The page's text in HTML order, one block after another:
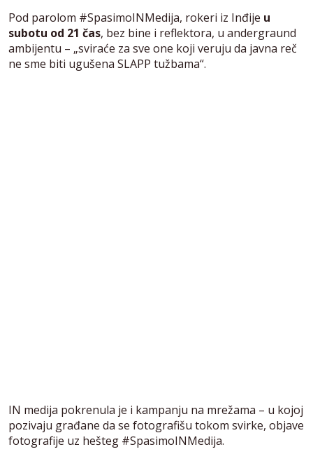
Pod parolom #SpasimoINMedija, rokeri iz Inđije u
subotu od 21 čas, bez bine i reflektora, u andergraund
ambijentu – „sviraće za sve one koji veruju da javna reč
ne sme biti ugušena SLAPP tužbama“.
IN medija pokrenula je i kampanju na mrežama – u kojoj
pozivaju građane da se fotografišu tokom svirke, objave
fotografije uz hešteg #SpasimoINMedija.